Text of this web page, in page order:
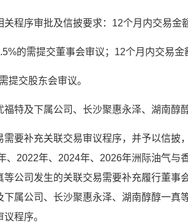
关程序审批及信披要求：12个月内交易金
的需提交董事会审议；12个月内交易金
提交股东会审议。
福特及下属公司、长沙聚惠永泽、湖南醇
需要补充关联交易审议程序，并予以信披
、2022年、2024年、2026年洲际油气与
等公司发生的关联交易需要补充履行董事
下属公司、长沙聚惠永泽、湖南醇醇一真
程序。